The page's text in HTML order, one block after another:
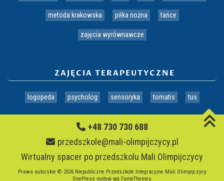
metoda krakowska piłka nożna tańce
zajęcia wyrównawcze
ZAJĘCIA TERAPEUTYCZNE
logopeda psycholog sensoryka tomatis tus
+48 730 730 688
przedszkole@mali-olimpijczycy.pl
Wirtualny spacer po przedszkolu Mali Olimpijczycy
Prawa autorskie © 2026 Niepubliczne Przedszkole Integracyjne Mali Olimpijczycy
OnePress motyw wg FameThemes